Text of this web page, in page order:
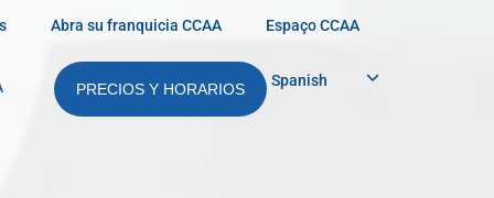
Abra su franquicia CCAA Espaço CCAA
PRECIOS Y HORARIOS Spanish